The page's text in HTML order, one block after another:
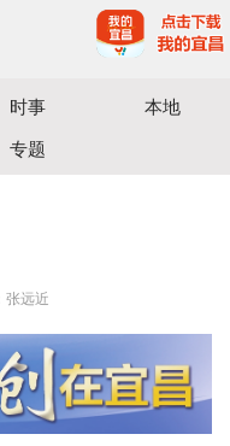
时事
本地
专题
张远近